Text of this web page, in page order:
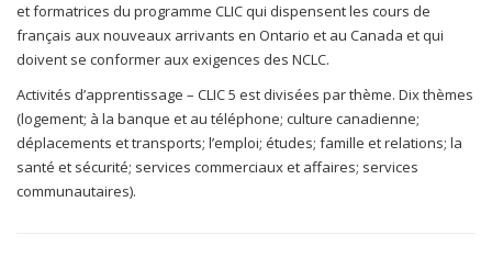
et formatrices du programme CLIC qui dispensent les cours de
français aux nouveaux arrivants en Ontario et au Canada et qui
doivent se conformer aux exigences des NCLC.
Activités d’apprentissage – CLIC 5 est divisées par thème. Dix thèmes
(logement; à la banque et au téléphone; culture canadienne;
déplacements et transports; l’emploi; études; famille et relations; la
santé et sécurité; services commerciaux et affaires; services
communautaires).